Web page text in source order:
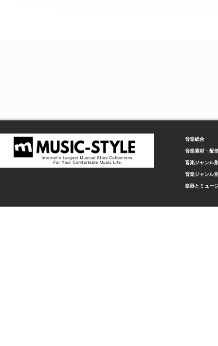
音楽総合
音楽素材・配
音楽ジャンル
音楽ジャンル
楽器とミュー